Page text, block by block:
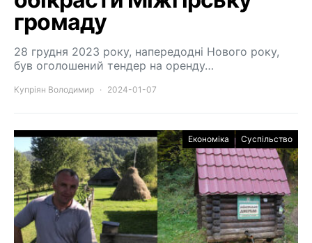
громаду
28 грудня 2023 року, напередодні Нового року,
був оголошений тендер на оренду…
Купріян Володимир 2024-01-07
Економіка Суспільство